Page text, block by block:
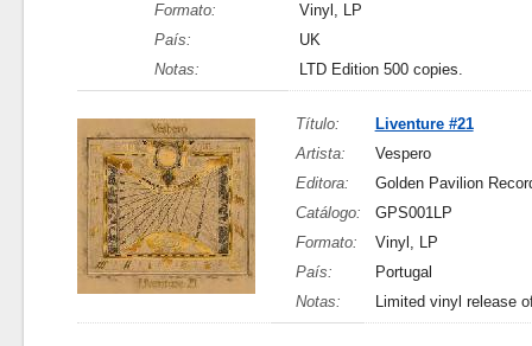
Formato:
Vinyl, LP
País:
UK
Notas:
LTD Edition 500 copies.
Título:
Liventure #21
Artista:
Vespero
Editora:
Golden Pavilion
Catálogo:
GPS001LP
Formato:
Vinyl, LP
País:
Portugal
Notas:
Limited vinyl release